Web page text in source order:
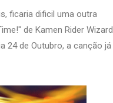
ficaria dificil uma outra
de Kamen Rider Wizard
24 de Outubro, a canção já